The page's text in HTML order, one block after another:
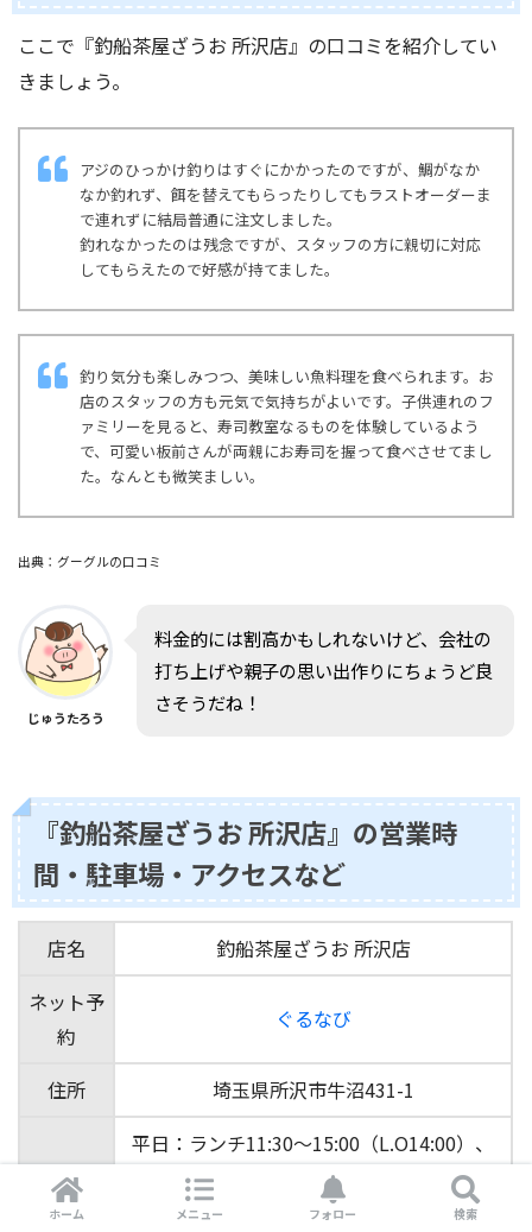
ここで『釣船茶屋ざうお 所沢店』の口コミを紹介してい
きましょう。
アジのひっかけ釣りはすぐにかかったのですが、鯛がなか
なか釣れず、餌を替えてもらったりしてもラストオーダーま
で連れずに結局普通に注文しました。
釣れなかったのは残念ですが、スタッフの方に親切に対応
してもらえたので好感が持てました。
釣り気分も楽しみつつ、美味しい魚料理を食べられます。お
店のスタッフの方も元気で気持ちがよいです。子供連れのフ
ァミリーを見ると、寿司教室なるものを体験しているよう
で、可愛い板前さんが両親にお寿司を握って食べさせてまし
た。なんとも微笑ましい。
出典：グーグルの口コミ
じゅうたろう
料金的には割高かもしれないけど、会社の
打ち上げや親子の思い出作りにちょうど良
さそうだね！
『釣船茶屋ざうお 所沢店』の営業時
間・駐車場・アクセスなど
店名
釣船茶屋ざうお 所沢店
ネット予
約
ぐるなび
住所 埼玉県所沢市牛沼431-1
営業時間
平日：ランチ11:30～15:00（L.O14:00）、
ディナー17:00～21:00（L.O20:00）
土日祝日：11:30～22:00（L.O.21:00）
ホーム メニュー フォロー 検索